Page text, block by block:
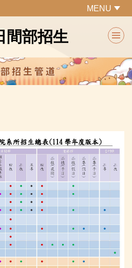
間部招生
MENU